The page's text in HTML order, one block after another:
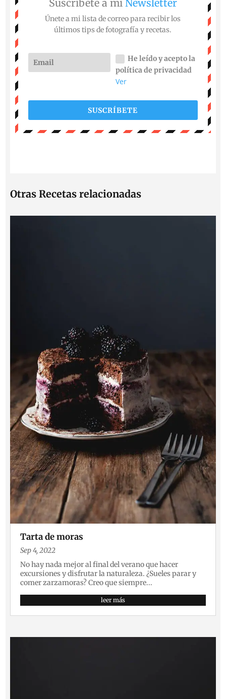
Suscríbete a mi Newsletter
Únete a mi lista de correo para recibir los
últimos tips de fotografía y recetas.
He leído y acepto la
política de privacidad
Ver
SUSCRÍBETE
Otras Recetas relacionadas
Tarta de moras
Sep 4, 2022
No hay nada mejor al final del verano que hacer
excursiones y disfrutar la naturaleza. ¿Sueles parar y
comer zarzamoras? Creo que siempre...
leer más